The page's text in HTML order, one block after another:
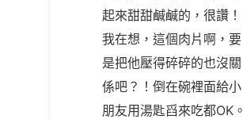
起來甜甜鹹鹹的，很讚！
我在想，這個肉片啊，要
是把他壓得碎碎的也沒關
係吧？！倒在碗裡面給小
朋友用湯匙舀來吃都OK。